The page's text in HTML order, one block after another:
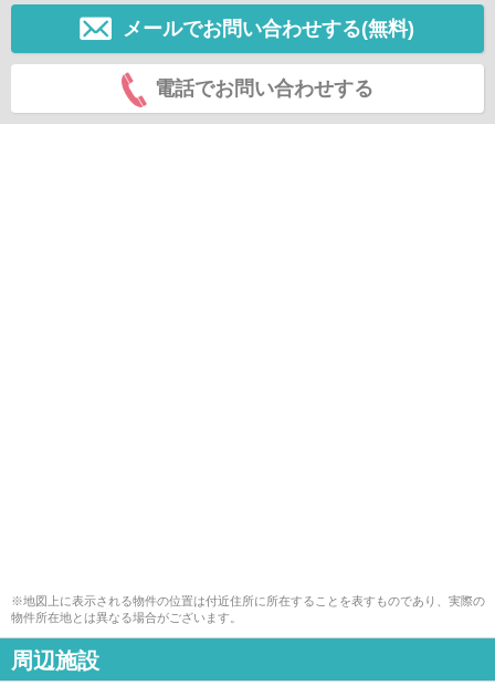
メールでお問い合わせする(無料)
電話でお問い合わせする
※地図上に表示される物件の位置は付近住所に所在することを表すものであり、実際の
物件所在地とは異なる場合がございます。
周辺施設